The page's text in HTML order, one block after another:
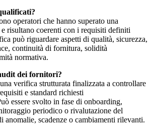
operatori che hanno superato una
risultano coerenti con i requisiti definiti
può riguardare aspetti di qualità, sicurezza,
continuità di fornitura, solidità
normativa.
dei fornitori?
verifica strutturata finalizzata a controllare
e standard richiesti
essere svolto in fase di onboarding,
periodico o rivalutazione del
anomalie, scadenze o cambiamenti rilevanti.